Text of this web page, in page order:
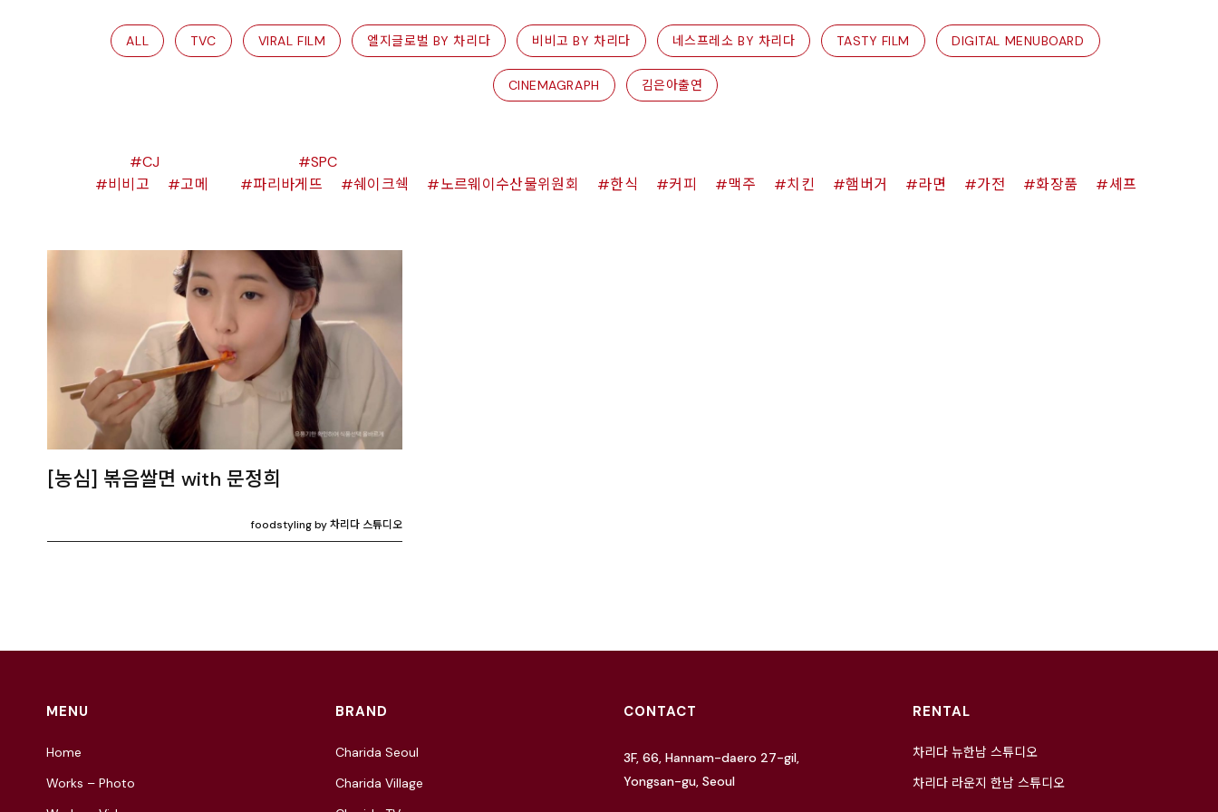
ALL TVC VIRAL FILM 엘지글로벌 BY 차리다 비비고 BY 차리다 네스프레소 BY 차리다 TASTY FILM DIGITAL MENUBOARD
CINEMAGRAPH 김은아출연
CJ
비비고
고메
SPC
파리바게뜨
쉐이크쉑 노르웨이수산물위원회 한식 커피 맥주 치킨 햄버거 라면 가전 화장품 셰프
[농심] 볶음쌀면 with 문정희
foodstyling by 차리다 스튜디오
MENU
Home
Works – Photo
BRAND
Charida Seoul
Charida Village
CONTACT
3F, 66, Hannam-daero 27-gil,
Yongsan-gu, Seoul
RENTAL
차리다 뉴한남 스튜디오
차리다 라운지 한남 스튜디오